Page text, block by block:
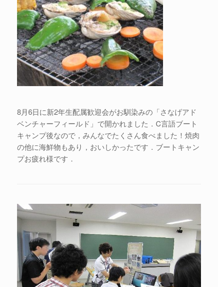
8月6日に新2年生配属歓迎会がお馴染みの「さなげアド
ベンチャーフィールド」で開かれました．C言語ブート
キャンプ後なので，みんなでたくさん食べました！焼肉
の他に海鮮物もあり，おいしかったです．ブートキャン
プお疲れ様です．